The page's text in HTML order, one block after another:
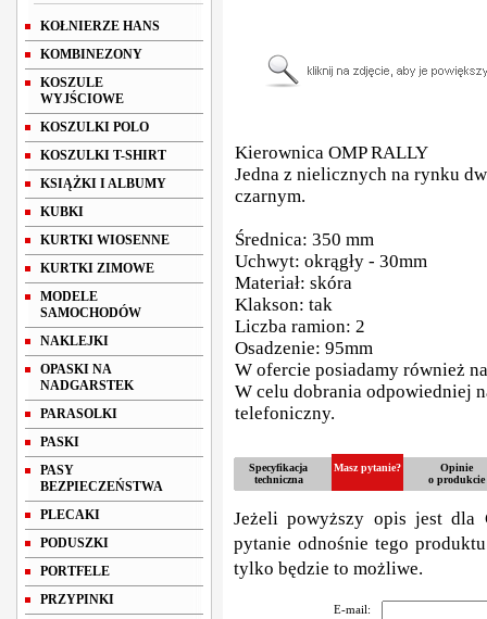
KOŁNIERZE HANS
KOMBINEZONY
KOSZULE
WYJŚCIOWE
KOSZULKI POLO
KOSZULKI T-SHIRT
KSIĄŻKI I ALBUMY
KUBKI
KURTKI WIOSENNE
KURTKI ZIMOWE
MODELE
SAMOCHODÓW
NAKLEJKI
OPASKI NA
NADGARSTEK
PARASOLKI
PASKI
PASY
BEZPIECZEŃSTWA
PLECAKI
PODUSZKI
PORTFELE
PRZYPINKI
Kierownica OMP RALLY
Jedna z nielicznych na rynku
czarnym.
Średnica: 350 mm
Uchwyt: okrągły - 30mm
Materiał: skóra
Klakson: tak
Liczba ramion: 2
Osadzenie: 95mm
W ofercie posiadamy również
W celu dobrania odpowiedniej
telefoniczny.
Specyfikacja
techniczna
Masz pytanie?
Opinie
o produkcie
Jeżeli powyższy opis jest dla
pytanie odnośnie tego
tylko będzie to możliwe.
E-mail: